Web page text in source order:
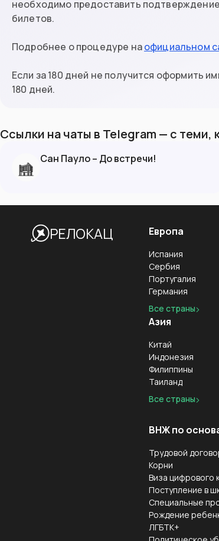
необходимо предоставить
билетов.
Подробнее о процедуре наофициальном
Если за 180 дней не получится оформить
180 дней.
Ссылки на чаты в Telegram — с теми,
Сан Пауло – До встречи!
РЕЛОКАЦ Европа
Испания
Сербия
Португалия
Германия
Все страны
Азия
Китай
Индонезия
Филиппины
Таиланд
Все страны
ВНЖ по
Трудовой
Корни
Виза цифрового
Поступление в
Специальные
Рождение
ЛГБТК+